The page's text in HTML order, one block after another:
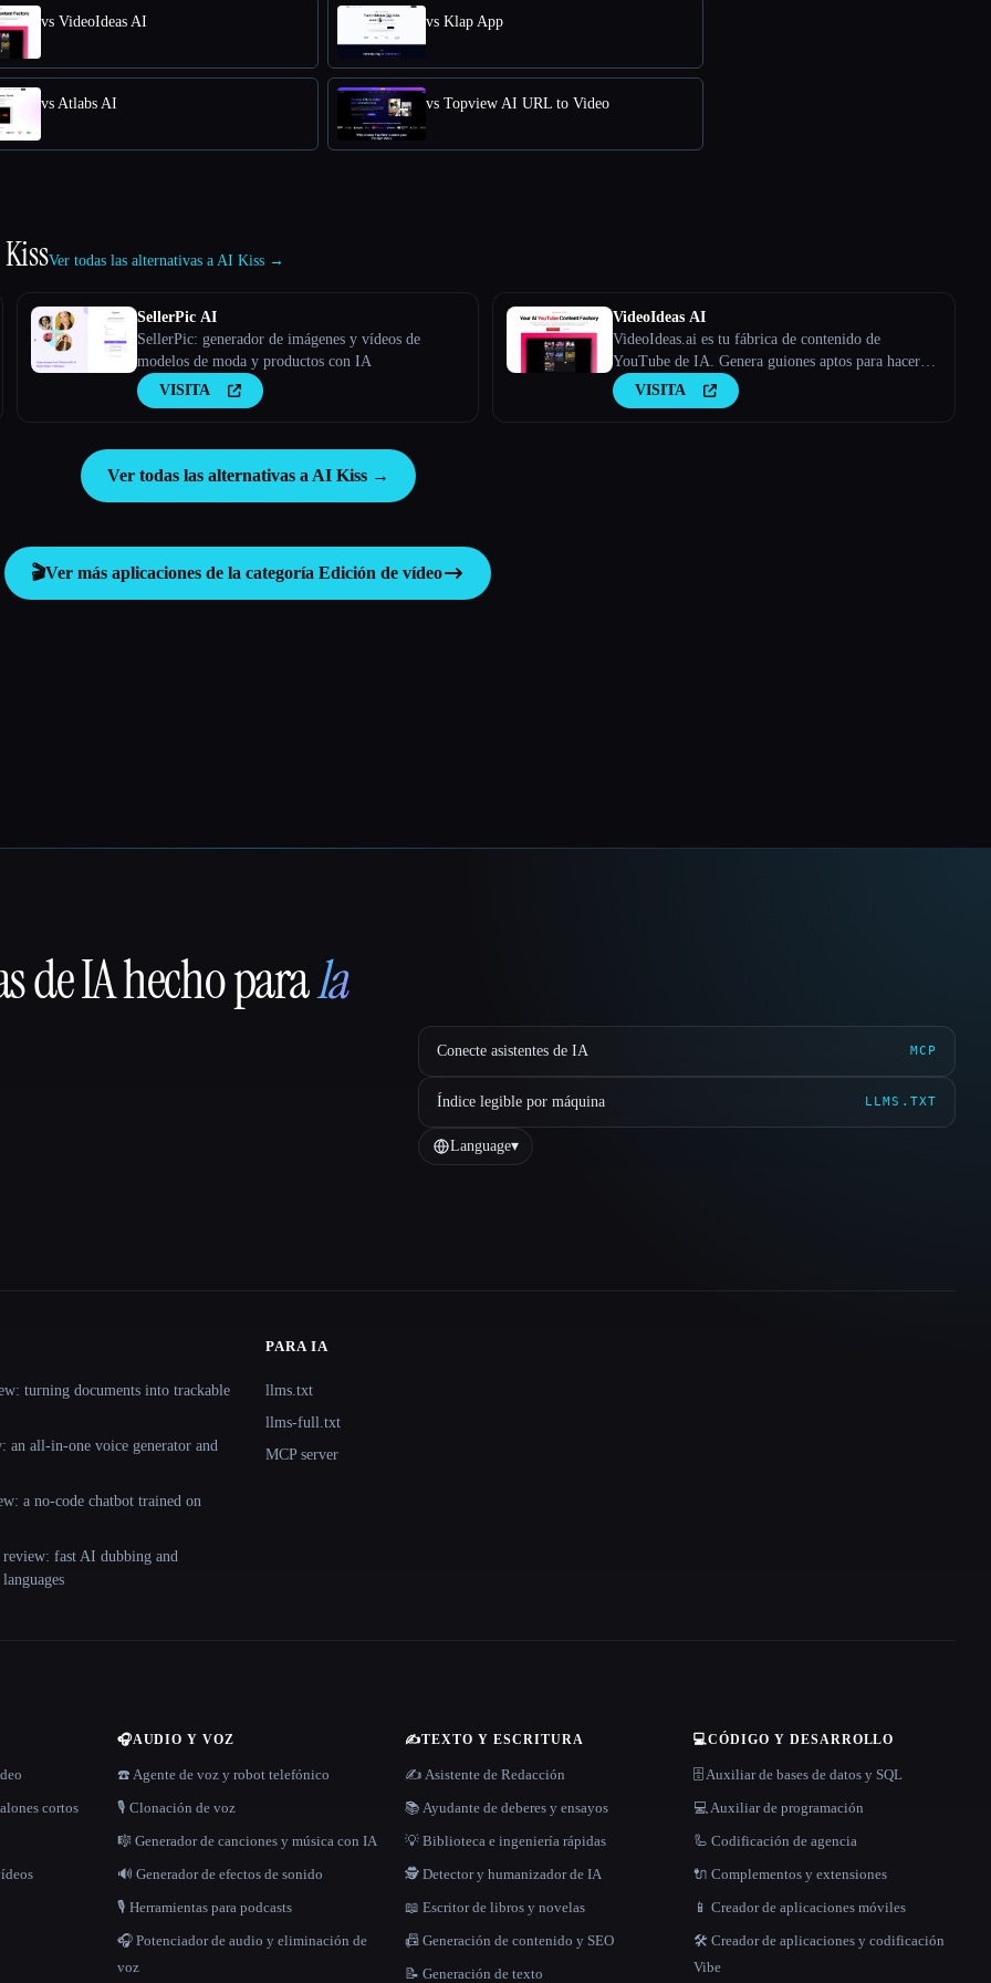
vs VideoIdeas AI vs Klap App
vs Atlabs AI vs Topview AI URL to Video
Ver todas las alternativas a AI Kiss →
SellerPic AI
SellerPic: generador de imágenes y vídeos de
modelos de moda y productos con IA
VISITA
VideoIdeas AI
VideoIdeas.ai es tu fábrica de contenido de
YouTube de IA. Genera guiones aptos para hacer
virus, nuevas ideas de vídeo y contenido atractivo
en cuestión de minutos.
VISITA
Ver todas las alternativas a AI Kiss →
🎬Ver más aplicaciones de la categoría Edición de vídeo
de IA hecho parala
Conecte asistentes de IA MCP
Índice legible por máquina LLMS.TXT
Language▾
turning documents into trackable
an all-in-one voice generator and
a no-code chatbot trained on
review: fast AI dubbing and
PARA IA
llms.txt
llms-full.txt
MCP server
cortos
🎧AUDIO Y VOZ
☎️ Agente de voz y robot telefónico
🎙️ Clonación de voz
🎼 Generador de canciones y música con IA
🔊 Generador de efectos de sonido
🎙️ Herramientas para podcasts
🎧 Potenciador de audio y eliminación de
voz
✍️TEXTO Y ESCRITURA
✍️ Asistente de Redacción
📚 Ayudante de deberes y ensayos
💡 Biblioteca e ingeniería rápidas
🕵️ Detector y humanizador de IA
📖 Escritor de libros y novelas
📠 Generación de contenido y SEO
📝 Generación de texto
💻CÓDIGO Y DESARROLLO
🗄️ Auxiliar de bases de datos y SQL
💻 Auxiliar de programación
🦾 Codificación de agencia
🔌 Complementos y extensiones
📱 Creador de aplicaciones móviles
🛠️ Creador de aplicaciones y codificación
Vibe